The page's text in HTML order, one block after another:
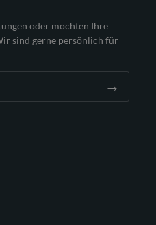
oder möchten Ihre
sind gerne persönlich für
→